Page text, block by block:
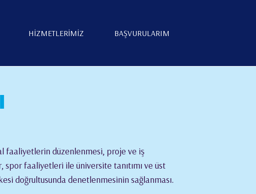
HİZMETLERİMİZ BAŞVURULARIM
faaliyetlerin düzenlenmesi, proje ve iş
faaliyetleri ile üniversite tanıtımı ve üst
doğrultusunda denetlenmesinin sağlanması.